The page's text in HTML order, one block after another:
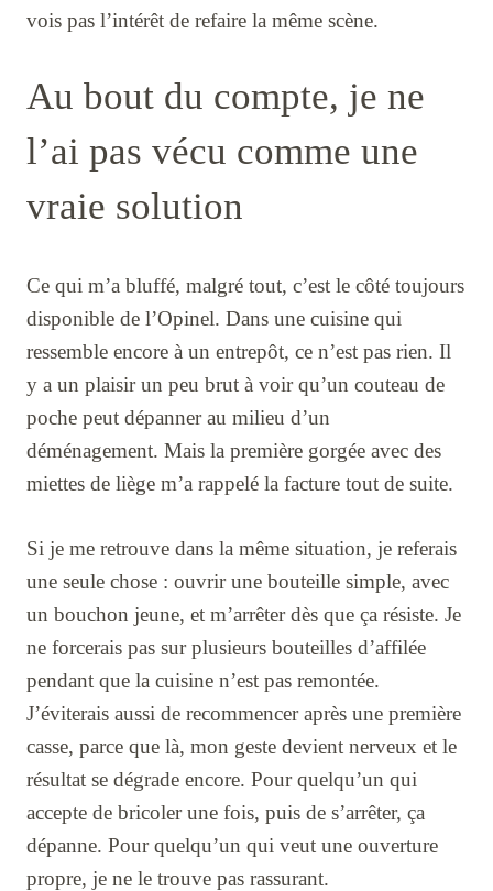
vois pas l’intérêt de refaire la même scène.
Au bout du compte, je ne
l’ai pas vécu comme une
vraie solution
Ce qui m’a bluffé, malgré tout, c’est le côté toujours
disponible de l’Opinel. Dans une cuisine qui
ressemble encore à un entrepôt, ce n’est pas rien. Il
y a un plaisir un peu brut à voir qu’un couteau de
poche peut dépanner au milieu d’un
déménagement. Mais la première gorgée avec des
miettes de liège m’a rappelé la facture tout de suite.
Si je me retrouve dans la même situation, je referais
une seule chose : ouvrir une bouteille simple, avec
un bouchon jeune, et m’arrêter dès que ça résiste. Je
ne forcerais pas sur plusieurs bouteilles d’affilée
pendant que la cuisine n’est pas remontée.
J’éviterais aussi de recommencer après une première
casse, parce que là, mon geste devient nerveux et le
résultat se dégrade encore. Pour quelqu’un qui
accepte de bricoler une fois, puis de s’arrêter, ça
dépanne. Pour quelqu’un qui veut une ouverture
propre, je ne le trouve pas rassurant.